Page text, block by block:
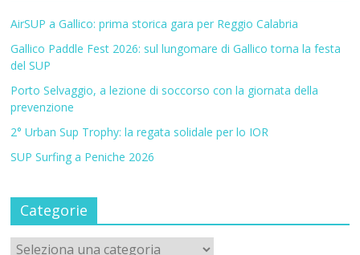
AirSUP a Gallico: prima storica gara per Reggio Calabria
Gallico Paddle Fest 2026: sul lungomare di Gallico torna la festa
del SUP
Porto Selvaggio, a lezione di soccorso con la giornata della
prevenzione
2° Urban Sup Trophy: la regata solidale per lo IOR
SUP Surfing a Peniche 2026
Categorie